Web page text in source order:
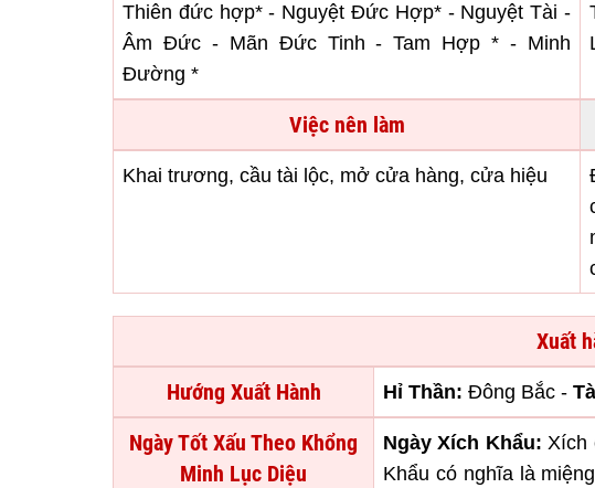
Thiên đức hợp* - Nguyệt Đức Hợp* - Nguyệt Tài -
Âm Đức - Mãn Đức Tinh - Tam Hợp * - Minh
Đường *
Việc nên làm
Khai trương, cầu tài lộc, mở cửa hàng, cửa hiệu
Xuất
Hướng Xuất Hành
Hỉ Thần: Đông Bắc -
Ngày Tốt Xấu Theo Khổng
Minh Lục Diệu
Ngày Xích Khẩu: Xích
Khẩu có nghĩa là